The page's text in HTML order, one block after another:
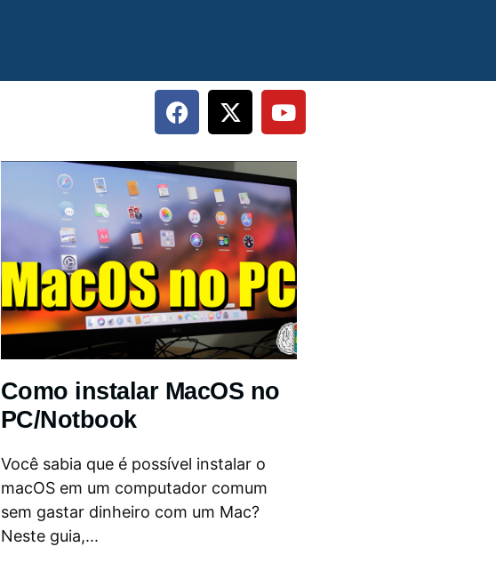
Como instalar MacOS no
PC/Notbook
Você sabia que é possível instalar o
macOS em um computador comum
sem gastar dinheiro com um Mac?
Neste guia,...